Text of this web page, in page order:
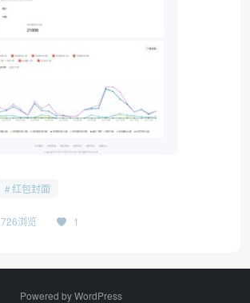
红包封面
726浏览 1
Powered byWordPress